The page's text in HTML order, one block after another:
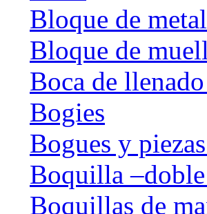
Bloque de
Bloque de
Boca de
Bogies
Bogues y
Boquilla
Boquillas de